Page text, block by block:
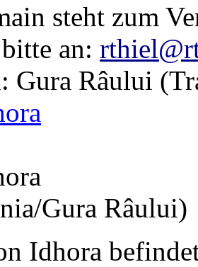
steht zum
an:
Gura Râului
Gura Râului)
Idhora